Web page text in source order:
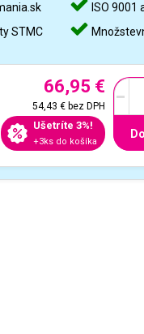
STMC
ISO 9001
66,95 €
54,43 €bez DPH
Ušetríte 3%!
+3ks do košíka
-